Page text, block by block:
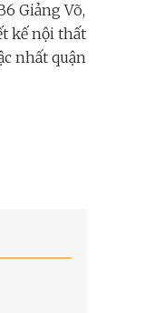
Giảng Võ,
kế nội thất
nhất quận